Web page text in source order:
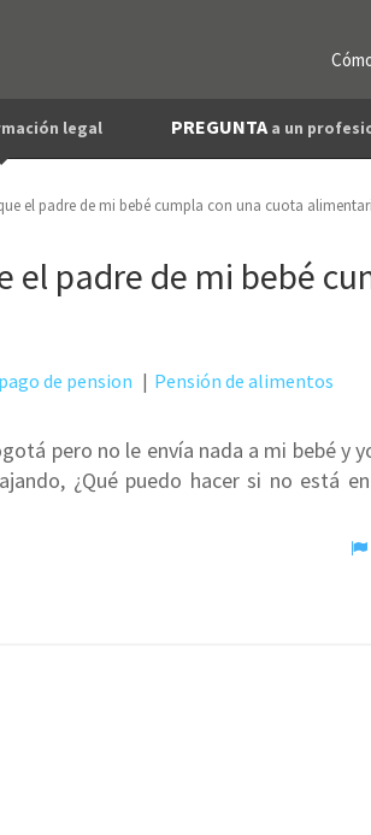
legal PREGUNTA a un
el padre de mi bebé cumpla con una cuota
el padre de mi bebé
de pension Pensión de alimentos
pero no le envía nada a mi bebé y
¿Qué puedo hacer si no está